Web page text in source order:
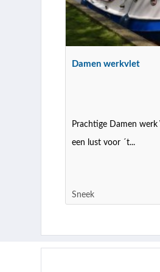
Damen werkvlet
Prachtige Damen
een lust voor ´t...
Sneek